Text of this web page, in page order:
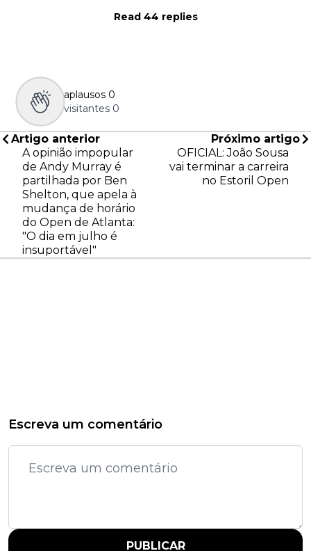
Read 44 replies
aplausos 0
visitantes 0
Artigo anterior
A opinião impopular
de Andy Murray é
partilhada por Ben
Shelton, que apela à
mudança de horário
do Open de Atlanta:
"O dia em julho é
insuportável"
Próximo artigo
OFICIAL: João Sousa
vai terminar a carreira
no Estoril Open
Escreva um comentário
PUBLICAR